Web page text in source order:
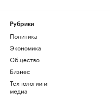
Рубрики
Политика
Экономика
Общество
Бизнес
Технологии и
медиа